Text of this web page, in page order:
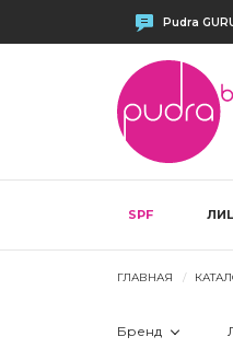
Pudra
SPF
ГЛАВНАЯ
Бренд